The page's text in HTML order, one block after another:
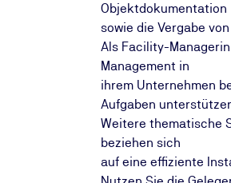
Objektdokumentation
sowie die Vergabe
Als Facility-
Management in
ihrem Unternehmen
Aufgaben
Weitere thematische
beziehen sich
auf eine effiziente